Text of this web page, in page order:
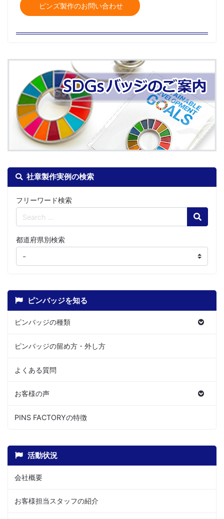
社章製作実例の検索
フリーワード検索
Search
都道府県別検索
ピンバッジを知る
ピンバッジの種類
ピンバッジの留め方・外し方
よくある質問
お客様の声
PINS FACTORYの特徴
活動状況
会社概要
お客様担当スタッフの紹介
ピンズ製作のお問い合わせ